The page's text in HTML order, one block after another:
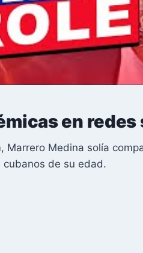
en redes
Medina solía
de su edad.